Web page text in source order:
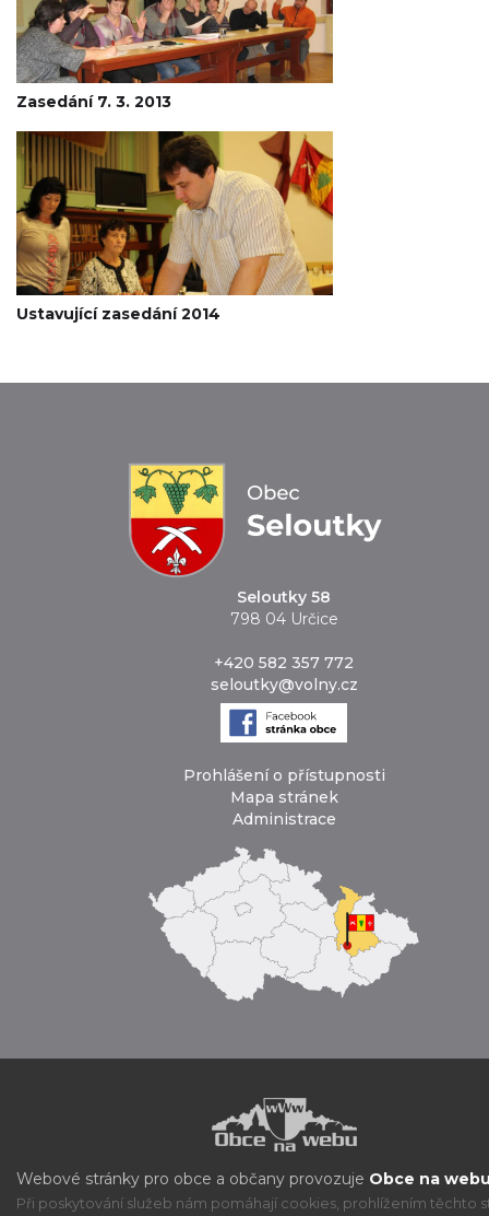
Zasedání 7. 3. 2013
Ustavující zasedání 2014
Seloutky 58
798 04 Určice
+420 582 357 772
seloutky@volny.cz
Prohlášení o přístupnosti
Mapa stránek
Administrace
Webové stránky pro obce a občany provozuje Obce na
Při poskytování služeb nám pomáhají cookies, prohlížením těchto